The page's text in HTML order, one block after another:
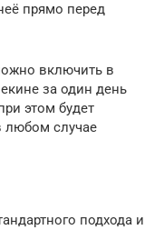
прямо перед
включить в
за один день
этом будет
любом случае
подхода и